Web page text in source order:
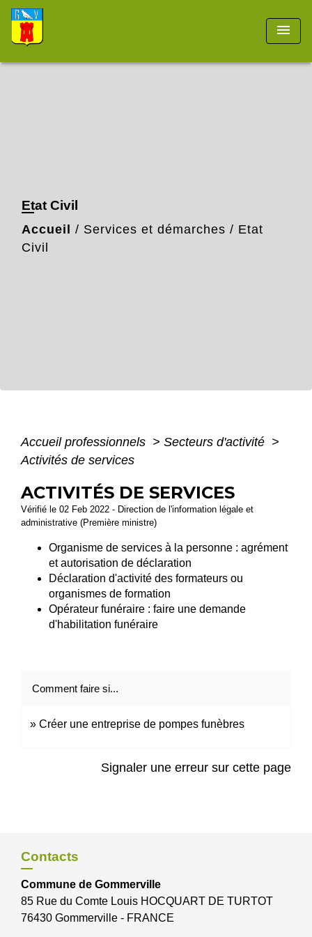
menu
Etat Civil
Accueil / Services et démarches / Etat
Civil
Accueil professionnels > Secteurs d'activité >
Activités de services
ACTIVITÉS DE SERVICES
Vérifié le 02 Feb 2022 - Direction de l'information légale et
administrative (Première ministre)
Organisme de services à la personne : agrément
et autorisation de déclaration
Déclaration d'activité des formateurs ou
organismes de formation
Opérateur funéraire : faire une demande
d'habilitation funéraire
Comment faire si...
Créer une entreprise de pompes funèbres
Signaler une erreur sur cette page
Contacts
Commune de Gommerville
85 Rue du Comte Louis HOCQUART DE TURTOT
76430 Gommerville - FRANCE